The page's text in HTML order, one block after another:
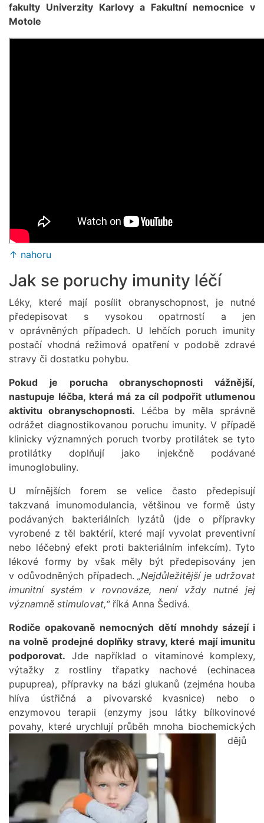
fakulty Univerzity Karlovy a Fakultní nemocnice v
Motole
↑ nahoru
Jak se poruchy imunity léčí
Léky, které mají posílit obranyschopnost, je nutné
předepisovat s vysokou opatrností a jen
v oprávněných případech. U lehčích poruch imunity
postačí vhodná režimová opatření v podobě zdravé
stravy či dostatku pohybu.
Pokud je porucha obranyschopnosti vážnější,
nastupuje léčba, která má za cíl podpořit utlumenou
aktivitu obranyschopnosti. Léčba by měla správně
odrážet diagnostikovanou poruchu imunity. V případě
klinicky významných poruch tvorby protilátek se tyto
protilátky doplňují jako injekčně podávané
imunoglobuliny.
U mírnějších forem se velice často předepisují
takzvaná imunomodulancia, většinou ve formě ústy
podávaných bakteriálních lyzátů (jde o přípravky
vyrobené z těl baktérií, které mají vyvolat preventivní
nebo léčebný efekt proti bakteriálním infekcím). Tyto
lékové formy by však měly být předepisovány jen
v odůvodněných případech.„Nejdůležitější je udržovat
imunitní systém v rovnováze, není vždy nutné jej
významně stimulovat,“říká Anna Šedivá.
Rodiče opakovaně nemocných dětí mnohdy sázejí i
na volně prodejné doplňky stravy, které mají imunitu
podporovat. Jde například o vitaminové komplexy,
výtažky z rostliny třapatky nachové (echinacea
pupuprea), přípravky na bázi glukanů (zejména houba
hlíva ústřičná a pivovarské kvasnice) nebo o
enzymovou terapii (enzymy jsou látky bílkovinové
povahy, které urychlují průběh mnoha biochemických
dějů